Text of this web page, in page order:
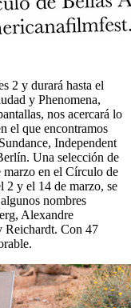
2 y durará hasta el
y Phenomena,
nos acercará lo
el que encontramos
Independent
Una selección de
marzo en el Círculo de
2 y el 14 de marzo, se
nombres
Alexandre
Reichardt. Con 47